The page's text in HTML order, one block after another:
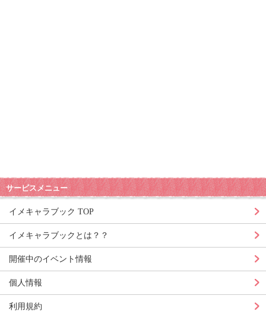
サービスメニュー
イメキャラブック TOP
イメキャラブックとは？？
開催中のイベント情報
個人情報
利用規約